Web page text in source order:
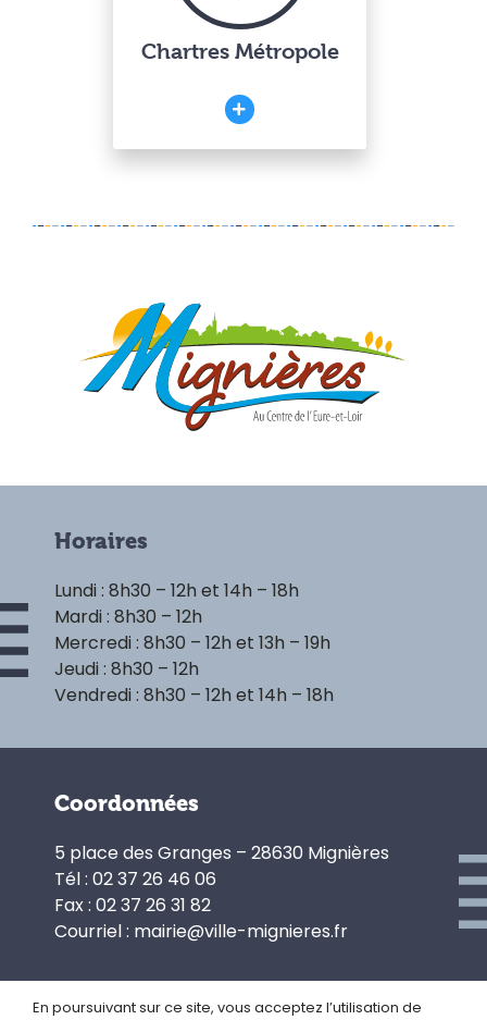
Chartres Métropole
Horaires
Lundi : 8h30 – 12h et 14h – 18h
Mardi : 8h30 – 12h
Mercredi : 8h30 – 12h et 13h – 19h
Jeudi : 8h30 – 12h
Vendredi : 8h30 – 12h et 14h – 18h
Coordonnées
5 place des Granges – 28630 Mignières
Tél : 02 37 26 46 06
Fax : 02 37 26 31 82
Courriel : mairie@ville-mignieres.fr
En poursuivant sur ce site, vous acceptez l’utilisation de